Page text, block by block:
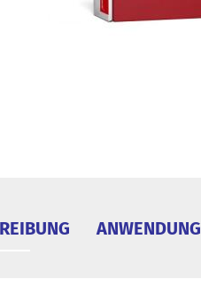
ANWENDUNG